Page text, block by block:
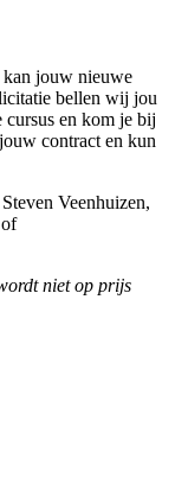
jouw nieuwe
bellen wij jou
cursus en kom je bij
contract en kun
Veenhuizen,
niet op prijs